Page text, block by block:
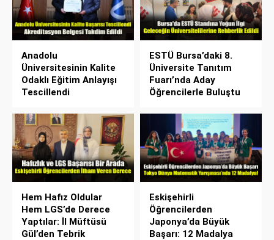
Anadolu
Üniversitesinin Kalite
Odaklı Eğitim Anlayışı
Tescillendi
ESTÜ Bursa’daki 8.
Üniversite Tanıtım
Fuarı’nda Aday
Öğrencilerle Buluştu
Hem Hafız Oldular
Hem LGS’de Derece
Yaptılar: İl Müftüsü
Gül’den Tebrik
Eskişehirli
Öğrencilerden
Japonya’da Büyük
Başarı: 12 Madalya